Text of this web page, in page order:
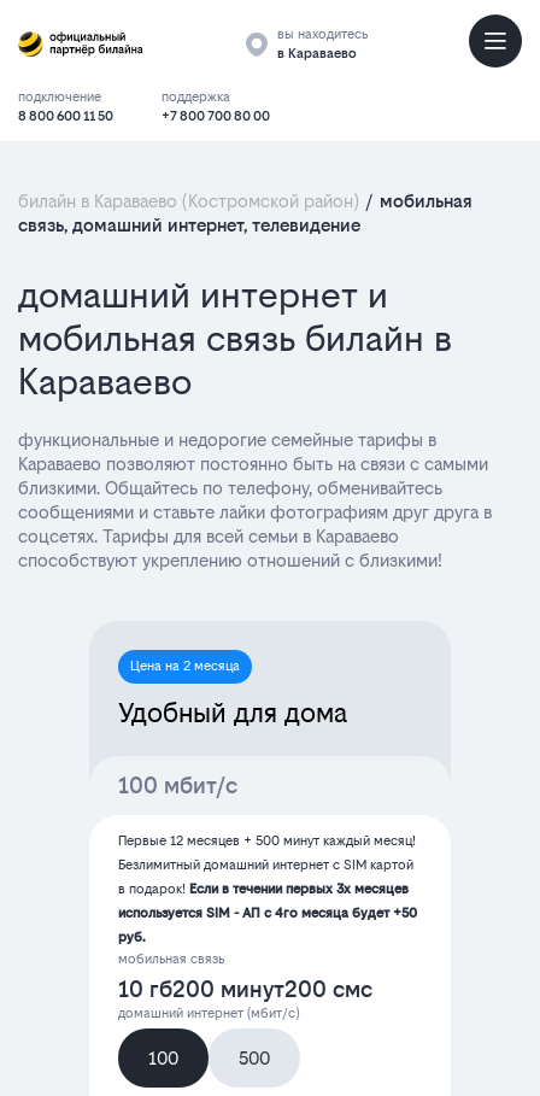
вы находитесь
в Караваево
подключение
8 800 600 11 50
поддержка
+7 800 700 80 00
билайн в Караваево (Костромской район) / мобильная
связь, домашний интернет, телевидение
домашний интернет и
мобильная связь билайн в
Караваево
функциональные и недорогие семейные тарифы в
Караваево позволяют постоянно быть на связи с самыми
близкими. Общайтесь по телефону, обменивайтесь
сообщениями и ставьте лайки фотографиям друг друга в
соцсетях. Тарифы для всей семьи в Караваево
способствуют укреплению отношений с близкими!
Цена на 2 месяца
Удобный для дома
100 мбит/с
Первые 12 месяцев + 500 минут каждый месяц!
Безлимитный домашний интернет с SIM картой
в подарок! Если в течении первых 3х месяцев
используется SIM - АП с 4го месяца будет +50
руб.
мобильная связь
10 гб200 минут200 смс
домашний интернет (мбит/с)
100 500